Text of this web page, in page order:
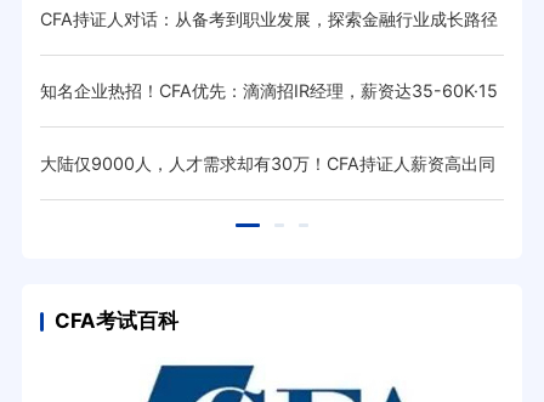
CFA持证人对话：从备考到职业发展，探索金融行业成长路径
（上
知名企业热招！CFA优先：滴滴招IR经理，薪资达35-60K·15
薪！
大陆仅9000人，人才需求却有30万！CFA持证人薪资高出同
CFA考试百科